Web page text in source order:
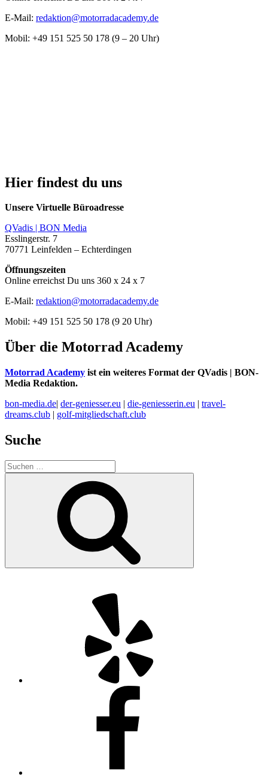
E-Mail: redaktion@motorradacademy.de
Mobil: +49 151 525 50 178 (9 – 20 Uhr)
Hier findest du uns
Unsere Virtuelle Büroadresse
QVadis | BON Media
Esslingerstr. 7
70771 Leinfelden – Echterdingen
Öffnungszeiten
Online erreichst Du uns 360 x 24 x 7
E-Mail: redaktion@motorradacademy.de
Mobil: +49 151 525 50 178 (9 20 Uhr)
Über die Motorrad Academy
Motorrad Academy ist ein weiteres Format der QVadis | BON-
Media Redaktion.
bon-media.de| der-geniesser.eu | die-geniesserin.eu | travel-
dreams.club | golf-mitgliedschaft.club
Suche
Suchen
nach: